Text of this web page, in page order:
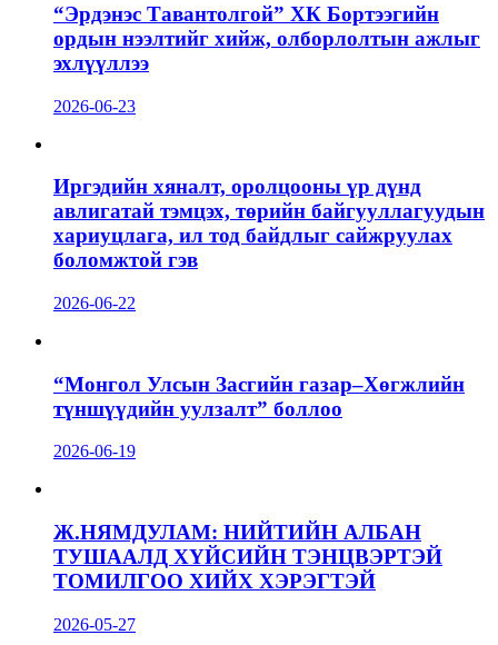
“Эрдэнэс Тавантолгой” ХК Бортээгийн
ордын нээлтийг хийж, олборлолтын ажлыг
эхлүүллээ
2026-06-23
Иргэдийн хяналт, оролцооны үр дүнд
авлигатай тэмцэх, төрийн байгууллагуудын
хариуцлага, ил тод байдлыг сайжруулах
боломжтой гэв
2026-06-22
“Монгол Улсын Засгийн газар–Хөгжлийн
түншүүдийн уулзалт” боллоо
2026-06-19
Ж.НЯМДУЛАМ: НИЙТИЙН АЛБАН
ТУШААЛД ХҮЙСИЙН ТЭНЦВЭРТЭЙ
ТОМИЛГОО ХИЙХ ХЭРЭГТЭЙ
2026-05-27